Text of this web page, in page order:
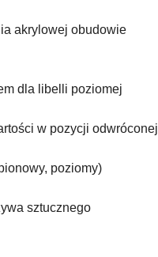
akrylowej obudowie
dla libelli poziomej
w pozycji odwróconej
poziomy)
sztucznego